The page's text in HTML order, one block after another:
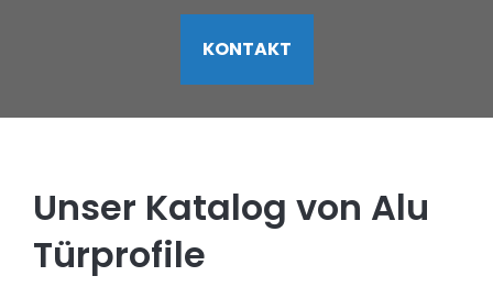
KONTAKT
Unser Katalog von Alu
Türprofile